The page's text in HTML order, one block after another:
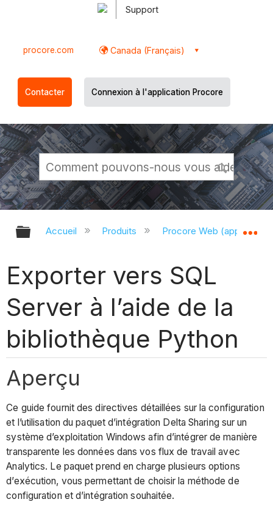
Support
procore.com Canada (Français)
Contacter Connexion à l'application Procore
Développer/réduire la hiérarchie
Accueil Produits Procore Web
Exporter vers SQL
Server à l’aide de la
bibliothèque Python
Aperçu
Ce guide fournit des directives détaillées sur la configuration
et l’utilisation du paquet d’intégration Delta Sharing sur un
système d’exploitation Windows afin d’intégrer de manière
transparente les données dans vos flux de travail avec
Analytics. Le paquet prend en charge plusieurs options
d’exécution, vous permettant de choisir la méthode de
configuration et d’intégration souhaitée.